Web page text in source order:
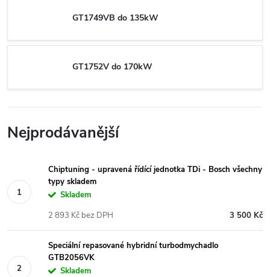
GT1749VB do 135kW
GT1752V do 170kW
Nejprodávanější
Chiptuning - upravená řídící jednotka TDi - Bosch všechny
typy skladem
Skladem
3 500 Kč
2 893 Kč bez DPH
Speciální repasované hybridní turbodmychadlo
GTB2056VK
Skladem